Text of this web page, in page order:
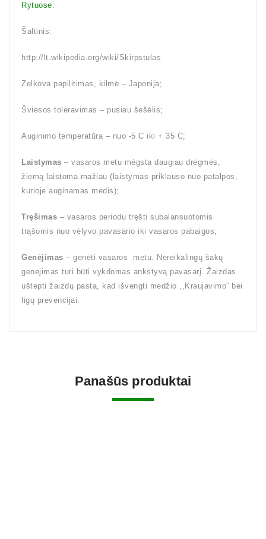
Rytuose.
Šaltinis:
http://lt.wikipedia.org/wiki/Skirpstulas
Zelkova papilitimas, kilmė – Japonija;
Šviesos toleravimas – pusiau šešėlis;
Auginimo temperatūra – nuo -5 C iki + 35 C;
Laistymas – vasaros metu mėgsta daugiau drėgmės,
žiemą laistoma mažiau (laistymas priklauso nuo patalpos,
kurioje auginamas medis);
Tręšimas – vasaros periodu tręšti subalansuotomis
trąšomis nuo vėlyvo pavasario iki vasaros pabaigos;
Genėjimas – genėti vasaros metu. Nereikalingų šakų
genėjimas turi būti vykdomas ankstyvą pavasarį. Žaizdas
uštepti žaizdų pasta, kad išvengti medžio ,,Kraujavimo” bei
ligų prevencijai.
Panašūs produktai